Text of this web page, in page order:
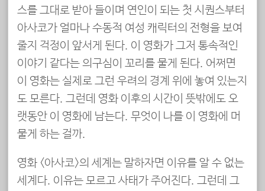
스를 그대로 받아 들이며 연인이 되는 첫 시퀀스부터
아사코가 얼마나 수동적 여성 캐릭터의 전형을 보여
줄지 걱정이 앞서게 된다. 이 영화가 그저 통속적인
이야기 같다는 의구심이 꼬리를 물게 된다. 어쩌면
이 영화는 실제로 그런 우려의 경계 위에 놓여 있는지
도 모른다. 그런데 영화 이후의 시간이 뜻밖에도 오
랫동안 이 영화에 남는다. 무엇이 나를 이 영화에 머
물게 하는 걸까.
영화 <아사코>의 세계는 말하자면 이유를 알 수 없는
세계다. 이유는 모르고 사태가 주어진다. 그런데 그